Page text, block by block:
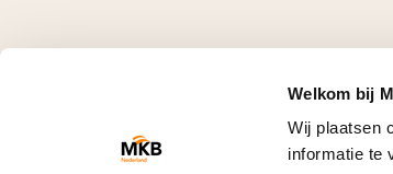
Welkom bij
Wij plaatsen
informatie te